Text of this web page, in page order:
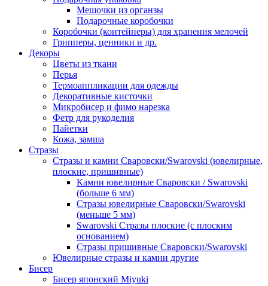
Мешочки из органзы
Подарочные коробочки
Коробочки (контейнеры) для хранения мелочей
Грипперы, ценники и др.
Декоры
Цветы из ткани
Перья
Термоаппликации для одежды
Декоративные кисточки
Микробисер и фимо нарезка
Фетр для рукоделия
Пайетки
Кожа, замша
Стразы
Стразы и камни Сваровски/Swarovski (ювелирные,
плоские, пришивные)
Камни ювелирные Сваровски / Swarovski
(больше 6 мм)
Стразы ювелирные Сваровски/Swarovski
(меньше 5 мм)
Swarovski Стразы плоские (с плоским
основанием)
Стразы пришивные Сваровски/Swarovski
Ювелирные стразы и камни другие
Бисер
Бисер японский Miyuki